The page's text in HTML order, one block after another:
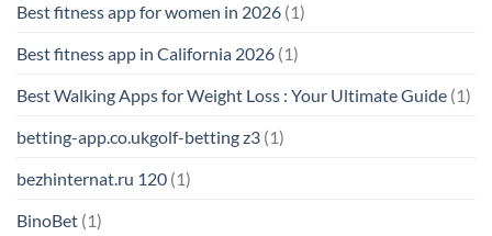
Best fitness app for women in 2026 (1)
Best fitness app in California 2026 (1)
Best Walking Apps for Weight Loss : Your Ultimate Guide (1)
betting-app.co.ukgolf-betting z3 (1)
bezhinternat.ru 120 (1)
BinoBet (1)